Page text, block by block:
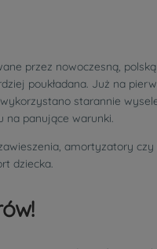
przez nowoczesną,
poukładana. Już na
starannie
na panujące warunki.
amortyzatory czy
dziecka.